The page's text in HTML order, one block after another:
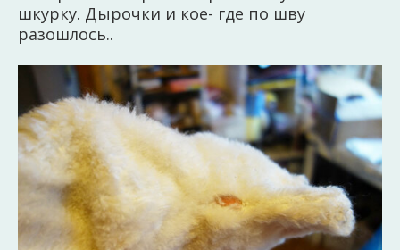
шкурку. Дырочки и кое- где по шву
разошлось..